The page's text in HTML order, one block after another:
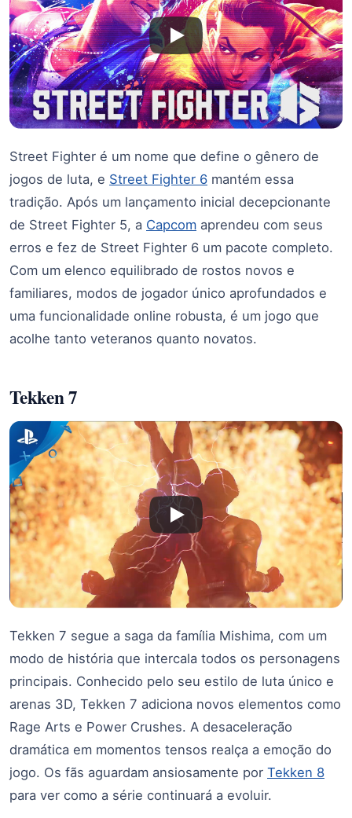
Street Fighter é um nome que define o gênero de
jogos de luta, e Street Fighter 6 mantém essa
tradição. Após um lançamento inicial decepcionante
de Street Fighter 5, a Capcom aprendeu com seus
erros e fez de Street Fighter 6 um pacote completo.
Com um elenco equilibrado de rostos novos e
familiares, modos de jogador único aprofundados e
uma funcionalidade online robusta, é um jogo que
acolhe tanto veteranos quanto novatos.
Tekken 7
Tekken 7 segue a saga da família Mishima, com um
modo de história que intercala todos os personagens
principais. Conhecido pelo seu estilo de luta único e
arenas 3D, Tekken 7 adiciona novos elementos como
Rage Arts e Power Crushes. A desaceleração
dramática em momentos tensos realça a emoção do
jogo. Os fãs aguardam ansiosamente por Tekken 8
para ver como a série continuará a evoluir.